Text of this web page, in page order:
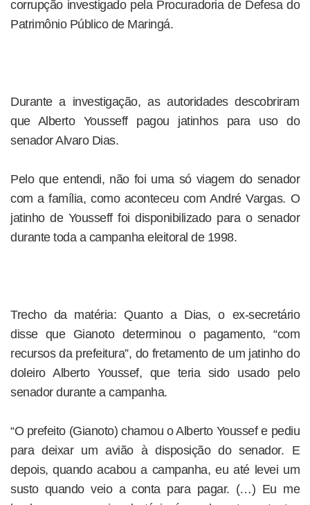
corrupção investigado pela Procuradoria de Defesa do
Patrimônio Público de Maringá.
Durante a investigação, as autoridades descobriram
que Alberto Yousseff pagou jatinhos para uso do
senador Alvaro Dias.
Pelo que entendi, não foi uma só viagem do senador
com a família, como aconteceu com André Vargas. O
jatinho de Yousseff foi disponibilizado para o senador
durante toda a campanha eleitoral de 1998.
Trecho da matéria: Quanto a Dias, o ex-secretário
disse que Gianoto determinou o pagamento, “com
recursos da prefeitura”, do fretamento de um jatinho do
doleiro Alberto Youssef, que teria sido usado pelo
senador durante a campanha.
“O prefeito (Gianoto) chamou o Alberto Youssef e pediu
para deixar um avião à disposição do senador. E
depois, quando acabou a campanha, eu até levei um
susto quando veio a conta para pagar. (…) Eu me